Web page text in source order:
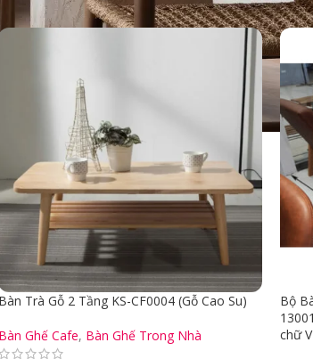
Bàn Trà Gỗ 2 Tầng KS-CF0004 (Gỗ Cao Su)
Bàn Ghế Cafe, Bàn Ghế Trong Nhà
Bộ
chữ